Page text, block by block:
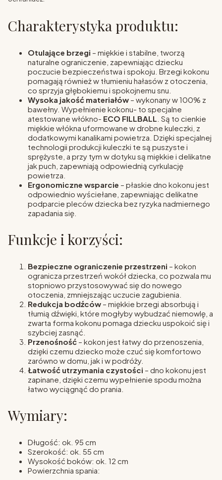
Charakterystyka produktu:
Otulające brzegi – miękkie i stabilne, tworzą
naturalne ograniczenie, zapewniając dziecku
poczucie bezpieczeństwa i spokoju. Brzegi kokonu
pomagają również w tłumieniu hałasów z otoczenia,
co sprzyja głębokiemu i spokojnemu snu.
Wysoka jakość materiałów – wykonany w 100% z
bawełny. Wypełnienie kokonu- to specjalne
atestowane włókno- ECO FILLBALL . Są to cienkie
miękkie włókna uformowane w drobne kuleczki, z
dodatkowymi kanalikami powietrza. Dzięki specjalnej
technologii produkcji kuleczki te są puszyste i
sprężyste, a przy tym w dotyku są miękkie i delikatne
jak puch, zapewniają odpowiednią cyrkulację
powietrza.
Ergonomiczne wsparcie – płaskie dno kokonu jest
odpowiednio wyściełane, zapewniając delikatne
podparcie pleców dziecka bez ryzyka nadmiernego
zapadania się.
Funkcje i korzyści:
Bezpieczne ograniczenie przestrzeni – kokon
ogranicza przestrzeń wokół dziecka, co pozwala mu
stopniowo przystosowywać się do nowego
otoczenia, zmniejszając uczucie zagubienia.
Redukcja bodźców – miękkie brzegi absorbują i
tłumią dźwięki, które mogłyby wybudzać niemowlę, a
zwarta forma kokonu pomaga dziecku uspokoić się i
szybciej zasnąć.
Przenośność – kokon jest łatwy do przenoszenia,
dzięki czemu dziecko może czuć się komfortowo
zarówno w domu, jak i w podróży.
Łatwość utrzymania czystości – dno kokonu jest
zapinane, dzięki czemu wypełnienie spodu można
łatwo wyciągnąć do prania.
Wymiary:
Długość: ok. 95 cm
Szerokość: ok. 55 cm
Wysokość boków: ok. 12 cm
Powierzchnia spania: